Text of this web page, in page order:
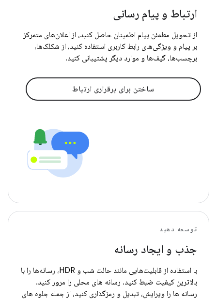
ارتباط و پیام رسانی
از تحویل مطمئن پیام اطمینان حاصل کنید، از اعلان‌های متمرکز
بر پیام و ویژگی‌های رابط کاربری استفاده کنید، از شکلک‌ها،
برچسب‌ها، گیف‌ها و موارد دیگر پشتیبانی کنید.
ساختن برای برقراری ارتباط
توسعه دهید
جذب و ایجاد رسانه
با استفاده از قابلیت‌هایی مانند حالت شب و HDR، رسانه‌ها را با
بالاترین کیفیت ضبط کنید. رسانه های محلی را مرور کنید.
رسانه ها را ویرایش، تبدیل و رمزگذاری کنید، از جمله جلوه های